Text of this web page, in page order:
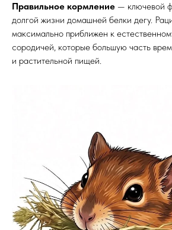
Правильное кормление — ключевой
долгой жизни домашней белки дегу.
максимально приближен к
сородичей, которые большую часть
и растительной пищей.